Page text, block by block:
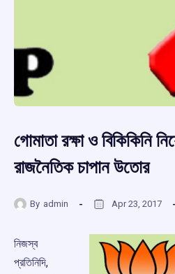
গোমাতা রক্ষা ও বিকিকিনি
রাজনৈতিক চাপান উতোর
By admin Apr 23, 2017
নিজস্ব
প্রতিনিদি,